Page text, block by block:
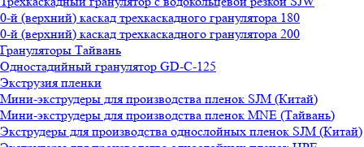
0-й (верхний) каскад трехкаскадного гранулятора 180
0-й (верхний) каскад трехкаскадного гранулятора 200
Грануляторы Тайвань
Одностадийный гранулятор GD-C-125
Экструзия пленки
Мини-экструдеры для производства пленок SJM (Китай)
Мини-экструдеры для производства пленок MNE (Тайвань)
Экструдеры для производства однослойных пленок SJM (Китай)